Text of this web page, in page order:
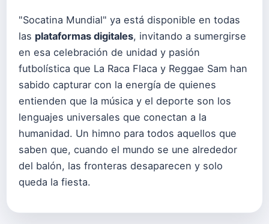
"Socatina Mundial" ya está disponible en todas
las plataformas digitales, invitando a sumergirse
en esa celebración de unidad y pasión
futbolística que La Raca Flaca y Reggae Sam han
sabido capturar con la energía de quienes
entienden que la música y el deporte son los
lenguajes universales que conectan a la
humanidad. Un himno para todos aquellos que
saben que, cuando el mundo se une alrededor
del balón, las fronteras desaparecen y solo
queda la fiesta.